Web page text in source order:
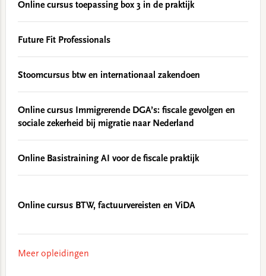
Online cursus toepassing box 3 in de praktijk
Future Fit Professionals
Stoomcursus btw en internationaal zakendoen
Online cursus Immigrerende DGA’s: fiscale gevolgen en
sociale zekerheid bij migratie naar Nederland
Online Basistraining AI voor de fiscale praktijk
Online cursus BTW, factuurvereisten en ViDA
Meer opleidingen